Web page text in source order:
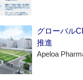
グローバル
推進
Apeloa